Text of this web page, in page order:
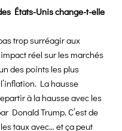
États-Unis change-t-elle
trop surréagir aux
réel sur les marchés
des points les plus
La hausse
à la hausse avec les
Donald Trump. C’est de
taux avec… et ça peut